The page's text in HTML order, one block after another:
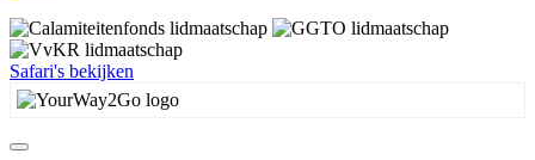
Safari's bekijken